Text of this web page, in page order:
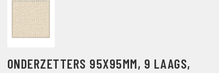
ONDERZETTERS 95X95MM, 9 LAAGS,